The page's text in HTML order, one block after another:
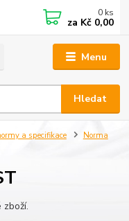
Menu
Hledat
0 ks
za Kč 0,00
a specifikace
Norma